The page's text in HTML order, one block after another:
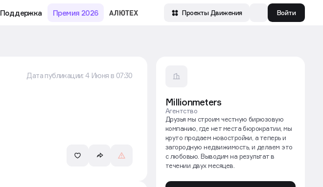
Поддержка Премия 2026 Проекты Движения Войти
Дата публикации: 4 Июня в 07:30
Millionmeters
Агентство
Друзья мы строим честную бирюзовую
компанию, где нет места бюрократии, мы
круто продаем новостройки, а теперь и
загородную недвижимость, и делаем это
с любовью. Выводим на результат в
течении двух месяцев.